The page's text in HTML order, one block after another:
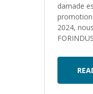
damade
promotion
2024,